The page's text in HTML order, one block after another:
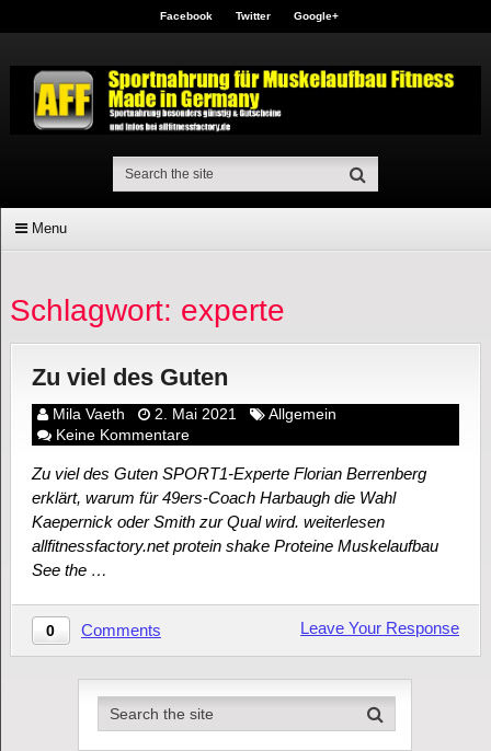
Facebook Twitter Google+
Menu
Schlagwort: experte
Zu viel des Guten
Mila Vaeth 2. Mai 2021
Allgemein
Keine Kommentare
Zu viel des Guten SPORT1-Experte Florian Berrenberg
erklärt, warum für 49ers-Coach Harbaugh die Wahl
Kaepernick oder Smith zur Qual wird. weiterlesen
allfitnessfactory.net protein shake Proteine Muskelaufbau
See the …
0 Comments Leave Your Response